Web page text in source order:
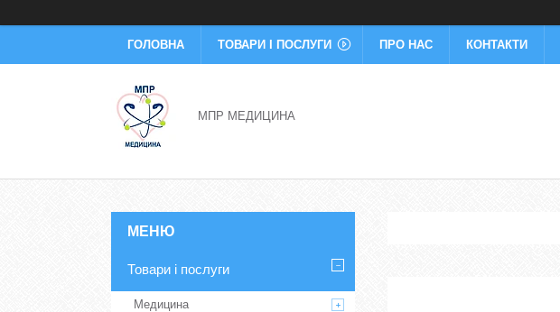
ГОЛОВНА ТОВАРИ І ПОСЛУГИ ПРО НАС КОНТАКТИ
МПР МЕДИЦИНА
Товари і послуги
Медицина